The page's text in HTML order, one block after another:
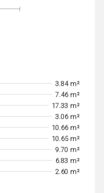
3.84 m²
7.46 m²
17.33 m²
3.06 m²
10.66 m²
10.65 m²
9.70 m²
6.83 m²
2.60 m²